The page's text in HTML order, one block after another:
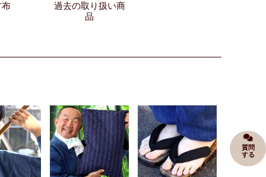
質問
する
布
過去の取り扱い商
品